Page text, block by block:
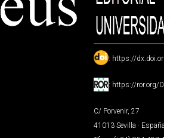
: https://
: https://ror.org/
C/ Porvenir, 27
41013 Sevilla · España